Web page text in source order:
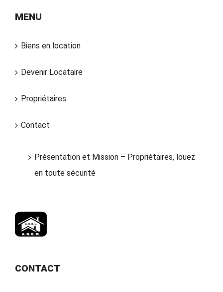
MENU
Biens en location
Devenir Locataire
Propriétaires
Contact
Présentation et Mission – Propriétaires, louez
en toute sécurité
CONTACT